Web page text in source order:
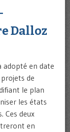
Dalloz
adopté en date
de
le plan
les états
Ces deux
en